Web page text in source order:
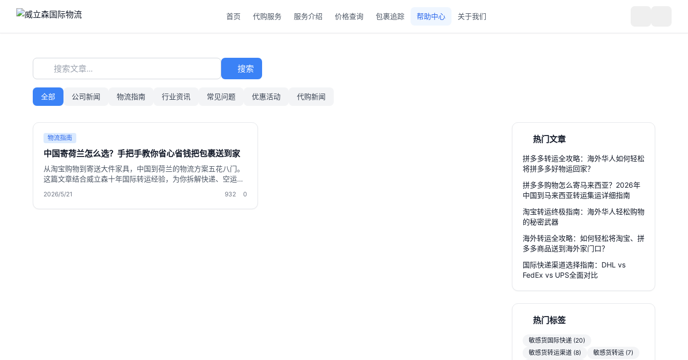
首页 代购服务 服务介绍 价格查询 包裹追踪 帮助中心 关于我们
搜索文章... 搜索
全部 公司新闻 物流指南 行业资讯 常见问题 优惠活动 代购新闻
物流指南
中国寄荷兰怎么选？手把手教你省心省钱把包裹送到家
从淘宝购物到寄送大件家具，中国到荷兰的物流方案五花八门。
这篇文章结合威立森十年国际转运经验，为你拆解快递、空运、
渠道等实操技巧，让身在荷兰的你购物寄件不走弯路。
2026/5/21 932 0
热门文章
拼多多转运全攻略：海外华人如何轻松
将拼多多好物运回家？
拼多多购物怎么寄马来西亚？2026年
中国到马来西亚转运集运详细指南
淘宝转运终极指南：海外华人轻松购物
的秘密武器
海外转运全攻略：如何轻松将淘宝、拼
多多商品送到海外家门口？
国际快递渠道选择指南：DHL vs
FedEx vs UPS全面对比
热门标签
敏感货国际快递 (20)
敏感货转运渠道 (8)
敏感货转运 (7)